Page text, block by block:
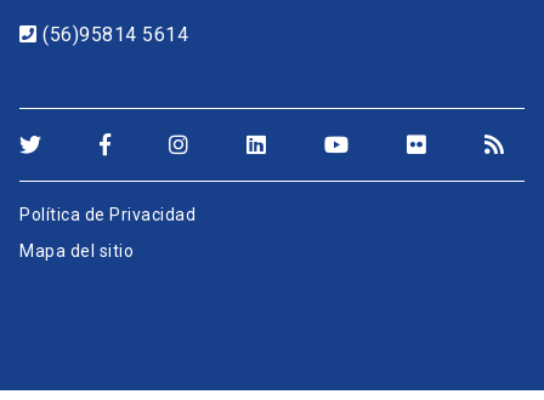
(56)95814 5614
Política de Privacidad
Mapa del sitio